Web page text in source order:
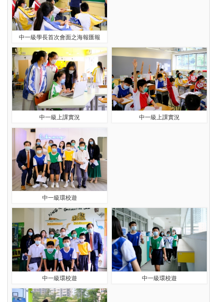
中一級學長首次會面之海報匯報
中一級上課實況 中一級上課實況
中一級環校遊
中一級環校遊 中一級環校遊